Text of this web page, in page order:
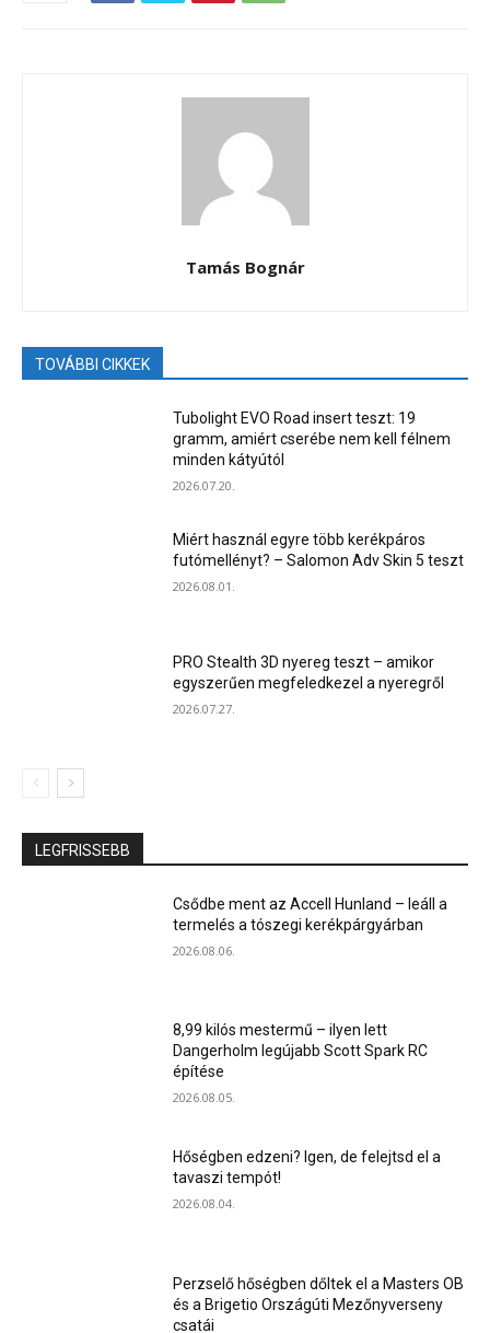
Tamás Bognár
TOVÁBBI CIKKEK
Tubolight EVO Road insert teszt: 19
gramm, amiért cserébe nem kell félnem
minden kátyútól
2026.07.20.
Miért használ egyre több kerékpáros
futómellényt? – Salomon Adv Skin 5 teszt
2026.08.01.
PRO Stealth 3D nyereg teszt – amikor
egyszerűen megfeledkezel a nyeregről
2026.07.27.
LEGFRISSEBB
Csődbe ment az Accell Hunland – leáll a
termelés a tószegi kerékpárgyárban
2026.08.06.
8,99 kilós mestermű – ilyen lett
Dangerholm legújabb Scott Spark RC
építése
2026.08.05.
Hőségben edzeni? Igen, de felejtsd el a
tavaszi tempót!
2026.08.04.
Perzselő hőségben dőltek el a Masters OB
és a Brigetio Országúti Mezőnyverseny
csatái